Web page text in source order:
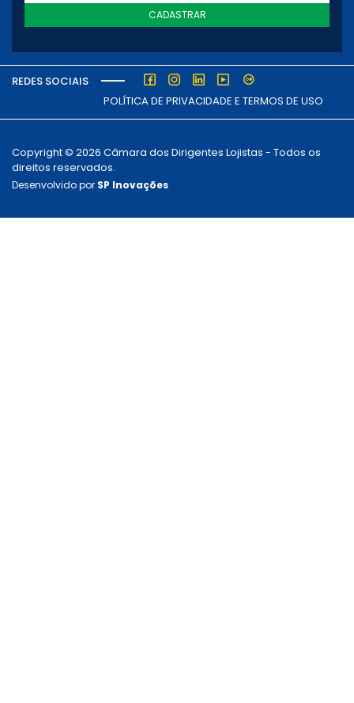
CADASTRAR
REDES SOCIAIS
POLÍTICA DE PRIVACIDADE E TERMOS DE USO
Copyright © 2026 Câmara dos Dirigentes Lojistas - Todos os
direitos reservados.
Desenvolvido por SP Inovações